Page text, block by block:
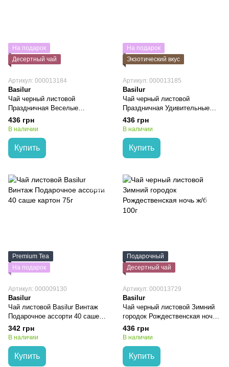
На подарок
Десертный чай
Артикул: 000013184
Basilur
Чай черный листовой
Праздничная Веселые
празднования ж/б 75г
436 грн
В наличии
Купить
На подарок
Экзотический вкус
Артикул: 000013185
Basilur
Чай черный листовой
Праздничная Удивительные
моменты ж/б 75г
436 грн
В наличии
Купить
Premium Tea
На подарок
Артикул: 000009130
Basilur
Чай листовой Basilur Винтаж
Подарочное ассорти 40 саше
картон 75г
342 грн
В наличии
Купить
Подарочный
Десертный чай
Артикул: 000013729
Basilur
Чай черный листовой Зимний
городок Рождественская ночь
ж/б 100г
436 грн
В наличии
Купить